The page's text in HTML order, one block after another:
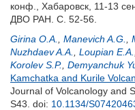
конф., Хабаровск, 11-13
ДВО РАН. С. 52-56.
Girina O.A.
Manevich A.G.
Nuzhdaev A.A.
Loupian E.A.
Korolev S.P. Demyanchuk
Kamchatka and Kurile
Journal of Volcanology and
S43. doi: 10.1134/